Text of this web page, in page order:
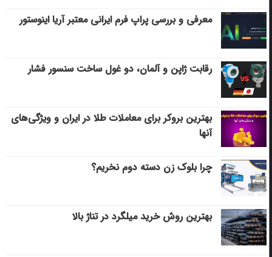
معرفی و بررسی پراپ فرم ایرانی معتبر آریا اینوستور
رقابت ژاپن و آلمان، دو غول ساخت سنسور فشار
بهترین بروکر برای معاملات طلا در ایران و ویژگی‌های
آنها
چرا بلوک زن دسته دوم نخریم؟
بهترین روش خرید میلگرد در تناژ بالا